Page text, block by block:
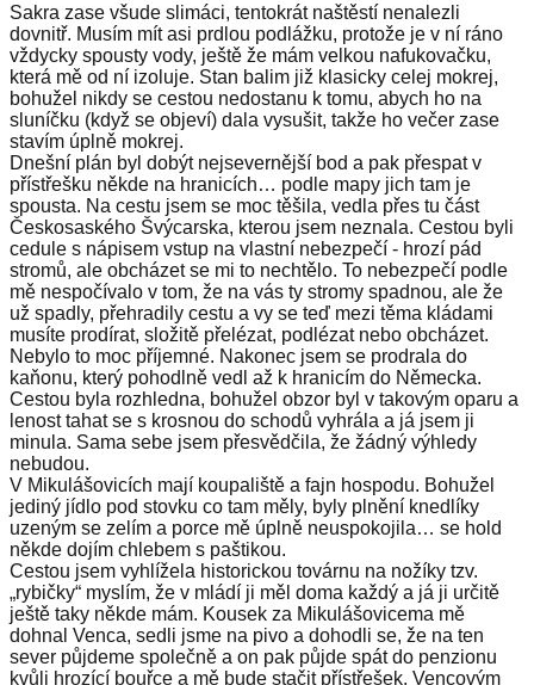
Sakra zase všude slimáci, tentokrát naštěstí nenalezli
dovnitř. Musím mít asi prdlou podlážku, protože je v ní ráno
vždycky spousty vody, ještě že mám velkou nafukovačku,
která mě od ní izoluje. Stan balim již klasicky celej mokrej,
bohužel nikdy se cestou nedostanu k tomu, abych ho na
sluníčku (když se objeví) dala vysušit, takže ho večer zase
stavím úplně mokrej.
Dnešní plán byl dobýt nejsevernější bod a pak přespat v
přístřešku někde na hranicích… podle mapy jich tam je
spousta. Na cestu jsem se moc těšila, vedla přes tu část
Českosaského Švýcarska, kterou jsem neznala. Cestou byli
cedule s nápisem vstup na vlastní nebezpečí - hrozí pád
stromů, ale obcházet se mi to nechtělo. To nebezpečí podle
mě nespočívalo v tom, že na vás ty stromy spadnou, ale že
už spadly, přehradily cestu a vy se teď mezi těma kládami
musíte prodírat, složitě přelézat, podlézat nebo obcházet.
Nebylo to moc příjemné. Nakonec jsem se prodrala do
kaňonu, který pohodlně vedl až k hranicím do Německa.
Cestou byla rozhledna, bohužel obzor byl v takovým oparu a
lenost tahat se s krosnou do schodů vyhrála a já jsem ji
minula. Sama sebe jsem přesvědčila, že žádný výhledy
nebudou.
V Mikulášovicích mají koupaliště a fajn hospodu. Bohužel
jediný jídlo pod stovku co tam měly, byly plnění knedlíky
uzeným se zelím a porce mě úplně neuspokojila… se hold
někde dojím chlebem s paštikou.
Cestou jsem vyhlížela historickou továrnu na nožíky tzv.
„rybičky“ myslím, že v mládí ji měl doma každý a já ji určitě
ještě taky někde mám. Kousek za Mikulášovicema mě
dohnal Venca, sedli jsme na pivo a dohodli se, že na ten
sever půjdeme společně a on pak půjde spát do penzionu
kvůli hrozící bouřce a mě bude stačit přístřešek. Vencovým